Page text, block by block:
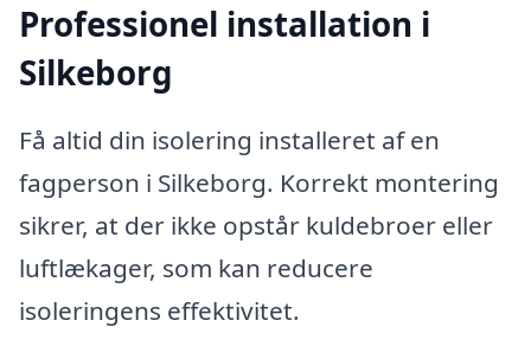
Professionel installation i
Silkeborg
Få altid din isolering installeret af en
fagperson i Silkeborg. Korrekt montering
sikrer, at der ikke opstår kuldebroer eller
luftlækager, som kan reducere
isoleringens effektivitet.